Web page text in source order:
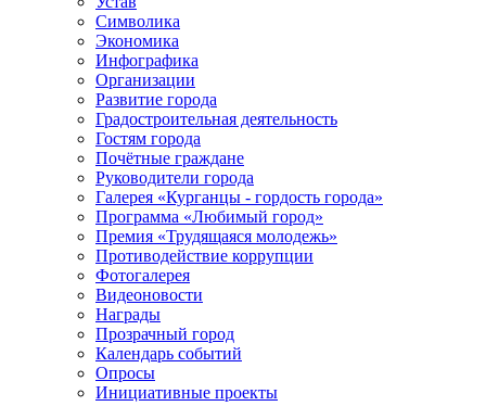
Символика
Экономика
Инфографика
Организации
Развитие города
Градостроительная деятельность
Гостям города
Почётные граждане
Руководители города
Галерея «Курганцы - гордость города»
Программа «Любимый город»
Премия «Трудящаяся молодежь»
Противодействие коррупции
Фотогалерея
Видеоновости
Награды
Прозрачный город
Календарь событий
Опросы
Инициативные проекты